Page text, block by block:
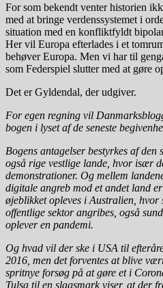
For som bekendt venter historien
med at bringe verdenssystemet i
situation med en konfliktfyldt
Her vil Europa efterlades i et
behøver Europa. Men vi har til
som Federspiel slutter med at gøre
Det er Gyldendal, der udgiver.
For egen regning vil
bogen i lyset af de seneste
Bogens antagelser bestyrkes af den
også rige vestlige lande, hvor især
demonstrationer. Og mellem
digitale angreb mod et andet land
øjeblikket opleves i Australien, hvor
offentlige sektor angribes, også
oplever en pandemi.
Og hvad vil der ske i USA til
2016, men det forventes at blive
spritnye forsøg på at gøre et i
Tulsa til en slagsmark viser, at der